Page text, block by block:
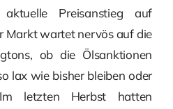
Preisanstieg auf
Markt wartet nervös auf die
ob die Ölsanktionen
lax wie bisher bleiben oder
letzten Herbst hatten